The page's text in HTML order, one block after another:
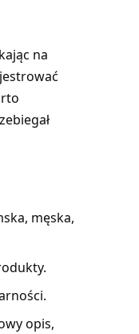
na
męska,
opis,